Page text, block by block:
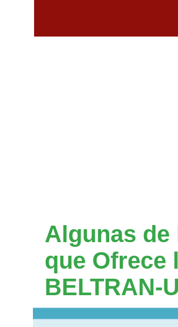
Algunas
que Ofrece
BELTRAN-